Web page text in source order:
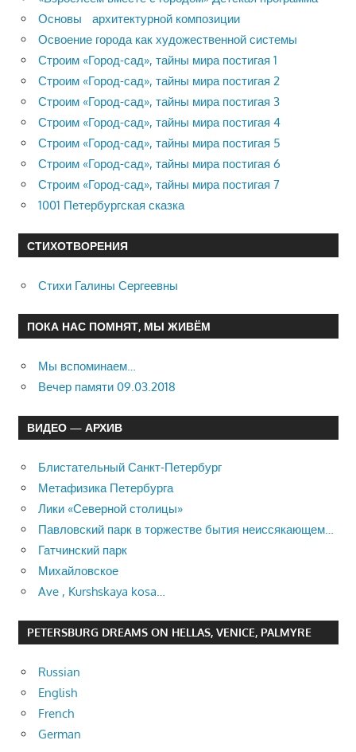
Основы архитектурной композиции
Освоение города как художественной системы
Строим «Город-сад», тайны мира постигая 1
Строим «Город-сад», тайны мира постигая 2
Строим «Город-сад», тайны мира постигая 3
Строим «Город-сад», тайны мира постигая 4
Строим «Город-сад», тайны мира постигая 5
Строим «Город-сад», тайны мира постигая 6
Строим «Город-сад», тайны мира постигая 7
1001 Петербургская сказка
СТИХОТВОРЕНИЯ
Стихи Галины Сергеевны
ПОКА НАС ПОМНЯТ, МЫ ЖИВЁМ
Мы вспоминаем…
Вечер памяти 09.03.2018
ВИДЕО — АРХИВ
Блистательный Санкт-Петербург
Метафизика Петербурга
Лики «Северной столицы»
Павловский парк в торжестве бытия неиссякающем…
Гатчинский парк
Михайловское
Ave , Kurshskaya kosa…
PETERSBURG DREAMS ON HELLAS, VENICE, PALMYRE
Russian
English
French
German